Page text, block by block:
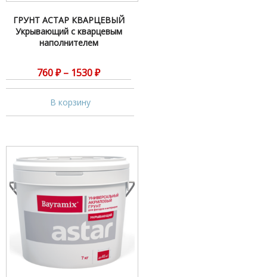
ГРУНТ АСТАР КВАРЦЕВЫЙ
Укрывающий с кварцевым
наполнителем
760₽ – 1530₽
В корзину